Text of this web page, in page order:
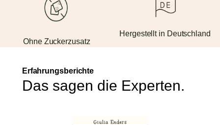
Ohne Zuckerzusatz
Hergestellt in Deutschland
Erfahrungsberichte
Das sagen die Experten.